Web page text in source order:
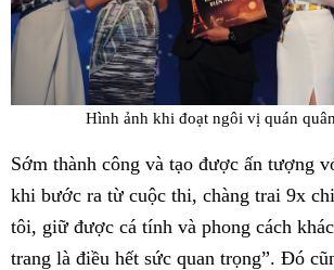
Hình ảnh khi đoạt ngôi vị quán
Sớm thành công và tạo được ấn tượng
khi bước ra từ cuộc thi, chàng trai 9x
tôi, giữ được cá tính và phong cách
trang là điều hết sức quan trọng”. Đó